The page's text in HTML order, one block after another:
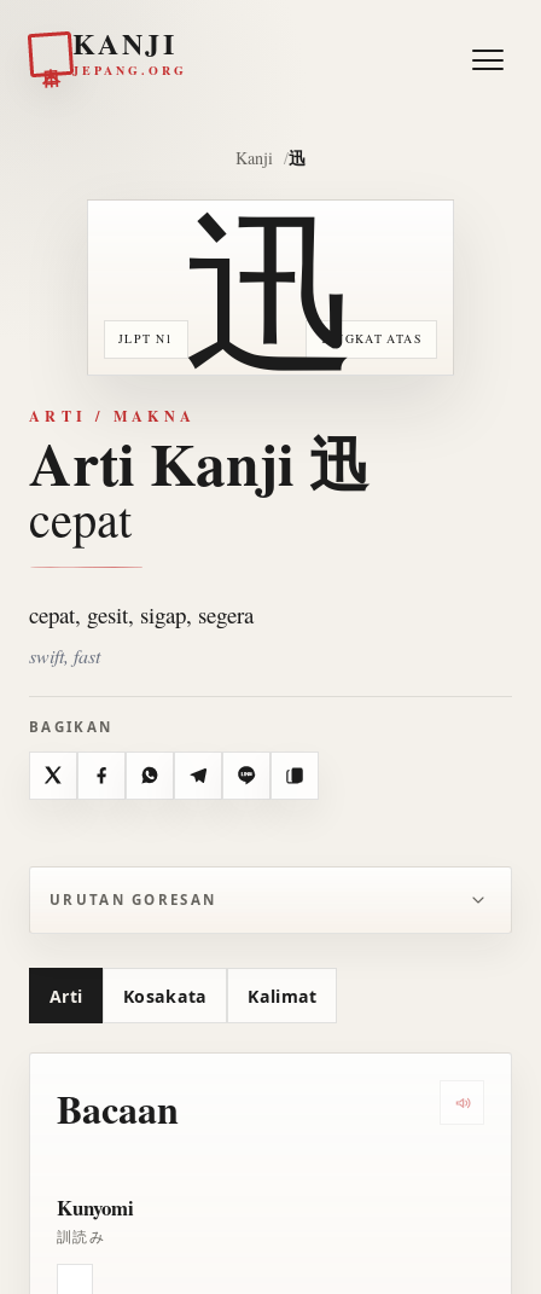
KANJI
JEPANG.ORG
Kanji 迅
JLPT N1 TINGKAT ATAS
迅
ARTI / MAKNA
Arti Kanji 迅
cepat
cepat, gesit, sigap, segera
swift, fast
BAGIKAN
X FacebookWhatsAppTelegramLine Salin
URUTAN GORESAN
Arti Kosakata Kalimat
Bacaan
Kunyomi
訓読み